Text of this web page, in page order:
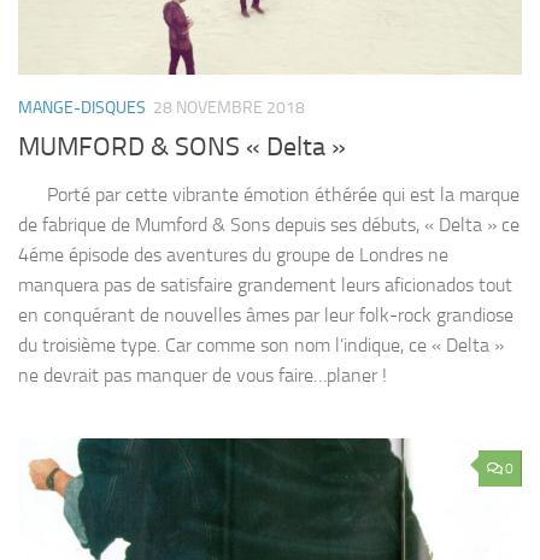
MANGE-DISQUES 28 NOVEMBRE 2018
MUMFORD & SONS « Delta »
Porté par cette vibrante émotion éthérée qui est la marque
de fabrique de Mumford & Sons depuis ses débuts, « Delta » ce
4éme épisode des aventures du groupe de Londres ne
manquera pas de satisfaire grandement leurs aficionados tout
en conquérant de nouvelles âmes par leur folk-rock grandiose
du troisième type. Car comme son nom l’indique, ce « Delta »
ne devrait pas manquer de vous faire…planer !
0